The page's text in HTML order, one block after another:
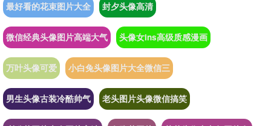
最好看的花束图片大全 封夕头像高清
微信经典头像图片高端大气 头像女ins高级质感漫画
万叶头像可爱 小白兔头像图片大全微信三
男生头像古装冷酷帅气 老头图片头像微信搞笑